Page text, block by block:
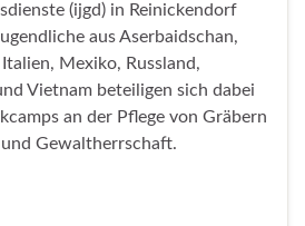
(ijgd) in Reinickendorf
aus Aserbaidschan,
Mexiko, Russland,
Vietnam beteiligen sich dabei
an der Pflege von Gräbern
Gewaltherrschaft.